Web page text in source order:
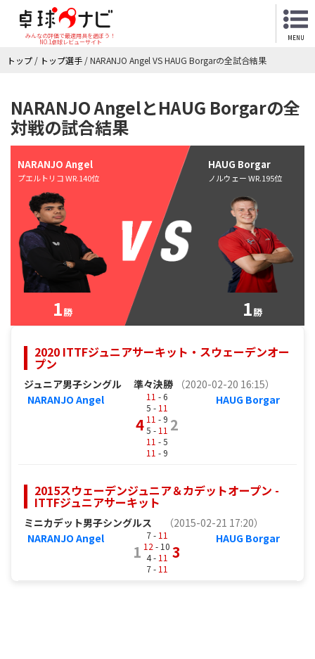
みんなの評価で最適用具を選ぼう！
NO.1卓球レビューサイト
MENU
トップ / トップ選手 /NARANJO Angel VS HAUG Borgarの全試合結果
NARANJO AngelとHAUG Borgarの全
対戦の試合結果
NARANJO Angel
プエルトリコ WR.140位
1勝
HAUG Borgar
ノルウェー WR.195位
1勝
2020 ITTFジュニアサーキット・スウェーデンオー
プン
ジュニア男子シングル 準々決勝
（2020-02-20 16:15）
NARANJO Angel
4
11 - 6
5 - 11
11 - 9
5 - 11
11 - 5
11 - 9
2
HAUG Borgar
2015スウェーデンジュニア＆カデットオープン -
ITTFジュニアサーキット
ミニカデット男子シングルス
（2015-02-21 17:20）
NARANJO Angel
1
7 - 11
12 - 10
4 - 11
7 - 11
3
HAUG Borgar